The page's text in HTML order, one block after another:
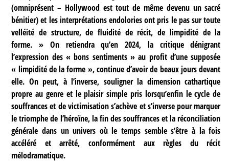
(omniprésent – Hollywood est tout de même devenu un sacré
bénitier) et les interprétations endolories ont pris le pas sur toute
velléité de structure, de fluidité de récit, de limpidité de la
forme. » On retiendra qu’en 2024, la critique dénigrant
l’expression des « bons sentiments » au profit d’une supposée
« limpidité de la forme », continue d’avoir de beaux jours devant
elle. On peut, à l’inverse, souligner la dimension cathartique
propre au genre et le plaisir simple pris lorsqu’enfin le cycle de
souffrances et de victimisation s’achève et s’inverse pour marquer
le triomphe de l’héroïne, la fin des souffrances et la réconciliation
générale dans un univers où le temps semble s’être à la fois
accéléré et arrêté, conformément aux règles du récit
mélodramatique.